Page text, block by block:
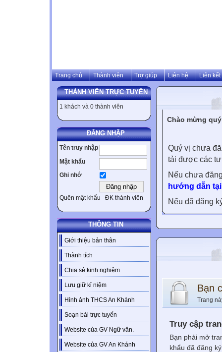
Trang chủ Thành viên Trợ giúp Liên hệ Liên kết
THÀNH VIÊN TRỰC TUYẾN
1 khách và 0 thành viên
ĐĂNG NHẬP
Tên truy nhập
Mật khẩu
Ghi nhớ
Quên mật khẩu ĐK thành viên
THÔNG TIN
Giới thiệu bản thân
Thành tích
Chia sẻ kinh nghiệm
Lưu giữ kỉ niệm
Hình ảnh THCS An Khánh
Soạn bài trực tuyến
Website của GV Ngữ văn.
Website của GV An Khánh
Chào mừng
Quý vị chưa
tải được các
Nếu chưa
hướng dẫn
Nếu đã đăng
Bạn
Trang
Truy cập
Bạn phải mở
khẩu đã đăng